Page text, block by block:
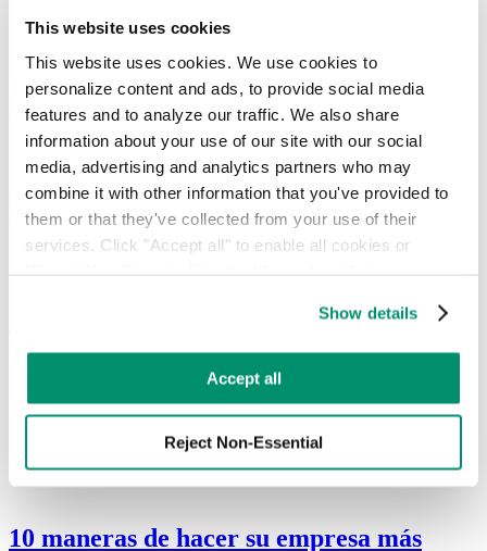
This website uses cookies
This website uses cookies. We use cookies to
personalize content and ads, to provide social media
features and to analyze our traffic. We also share
information about your use of our site with our social
media, advertising and analytics partners who may
combine it with other information that you've provided to
them or that they've collected from your use of their
services. Click "Accept all" to enable all cookies or
preferences by toggling the different kinds of cookies.
Privacy Policy.
Show details
Accept all
Reject Non-Essential
Cumplimiento de la normativa sobre
residuos: Lo que toda empresa debe saber
para mantenerse a la vanguardia
El cumplimiento de la normativa sobre residuos es fundamental para
que las empresas eviten sanciones legales, apuesten por la
sostenibilidad y garanticen su éxito a largo plazo.
Cómo alcanzar los objetivos ESG con una
gestión inteligente de los residuos
aumente de 2.100 millones de toneladas en 2023 a 3.800 millones
10 maneras de hacer su empresa más